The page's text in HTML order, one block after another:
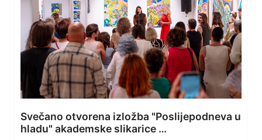
Svečano otvorena izložba "Poslijepodneva u
hladu" akademske slikarice …